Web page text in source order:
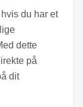
du har et
dette
på
dit